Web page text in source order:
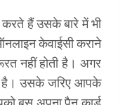
हैं उसके बारे में भी
केवाईसी कराने
नहीं होती है। अगर
है। उसके जरिए आपके